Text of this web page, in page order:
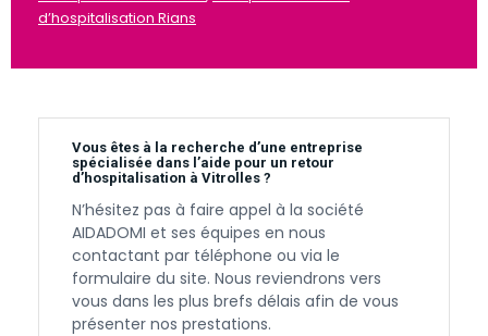
d’hospitalisation Rians
Vous êtes à la recherche d’une entreprise
spécialisée dans l’aide pour un retour
d’hospitalisation à Vitrolles ?
N’hésitez pas à faire appel à la société
AIDADOMI et ses équipes en nous
contactant par téléphone ou via le
formulaire du site. Nous reviendrons vers
vous dans les plus brefs délais afin de vous
présenter nos prestations.